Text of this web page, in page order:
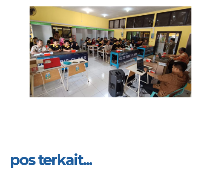
pos terkait...